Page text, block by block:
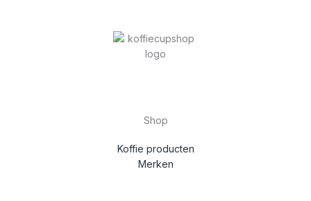
Shop
Koffie producten
Merken